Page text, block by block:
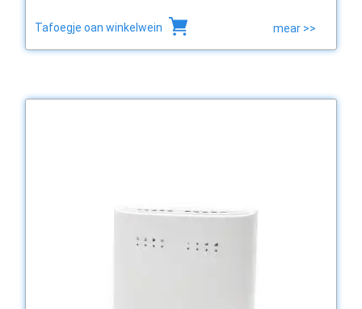
Tafoegje oan winkelwein mear >>